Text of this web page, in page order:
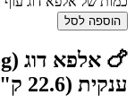
הוספה לסל
ענקית (22.6 ק"ג)